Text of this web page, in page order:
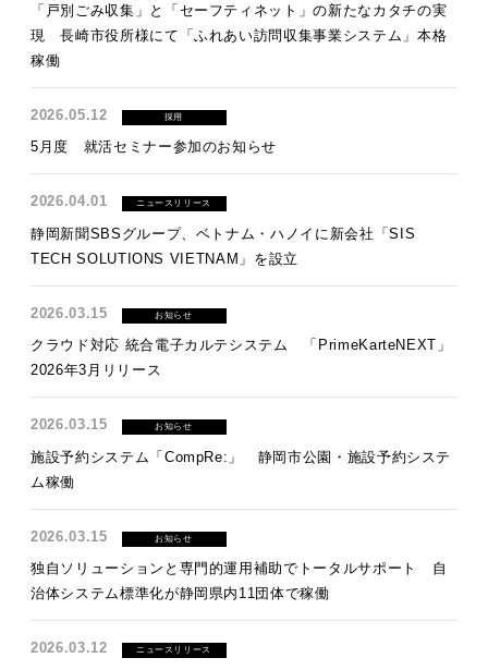
「戸別ごみ収集」と「セーフティネット」の新たなカタチの実
現 長崎市役所様にて「ふれあい訪問収集事業システム」本格
稼働
2026.05.12 採用
5月度 就活セミナー参加のお知らせ
2026.04.01 ニュースリリース
静岡新聞SBSグループ、ベトナム・ハノイに新会社「SIS
TECH SOLUTIONS VIETNAM」を設立
2026.03.15 お知らせ
クラウド対応 統合電子カルテシステム 「PrimeKarteNEXT」
2026年3月リリース
2026.03.15 お知らせ
施設予約システム「CompRe:」 静岡市公園・施設予約システ
ム稼働
2026.03.15 お知らせ
独自ソリューションと専門的運用補助でトータルサポート 自
治体システム標準化が静岡県内11団体で稼働
2026.03.12 ニュースリリース